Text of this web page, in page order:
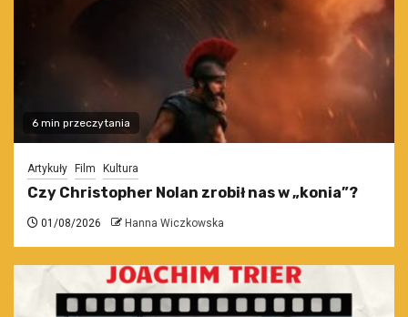
6 min przeczytania
Artykuły Film Kultura
Czy Christopher Nolan zrobił nas w „konia”?
01/08/2026 Hanna Wiczkowska